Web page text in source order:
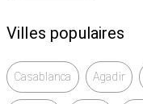
Villes populaires
Casablanca Agadir